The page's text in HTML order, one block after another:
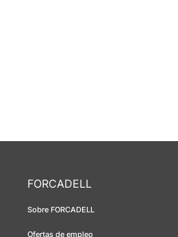
FORCADELL
Sobre FORCADELL
Ofertas de empleo